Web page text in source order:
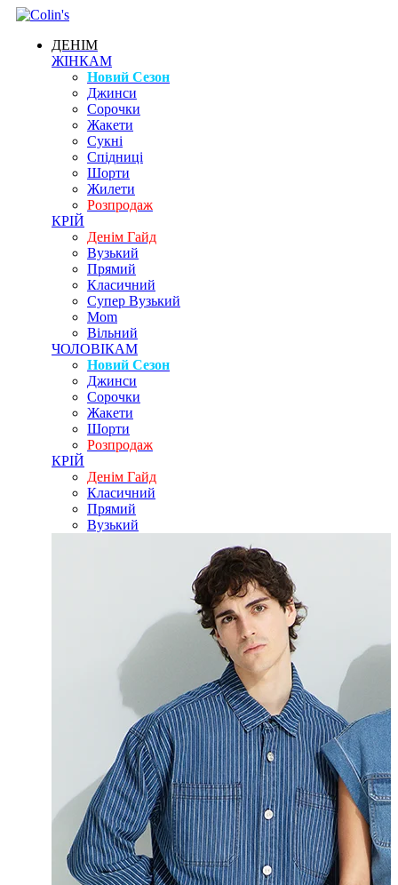
ДЕНІМ
ЖІНКАМ
Новий Сезон
Джинси
Сорочки
Жакети
Сукні
Спідниці
Шорти
Жилети
Розпродаж
КРІЙ
Денім Гайд
Вузький
Прямий
Класичний
Супер Вузький
Mom
Вільний
ЧОЛОВІКАМ
Новий Сезон
Джинси
Сорочки
Жакети
Шорти
Розпродаж
КРІЙ
Денім Гайд
Класичний
Прямий
Вузький